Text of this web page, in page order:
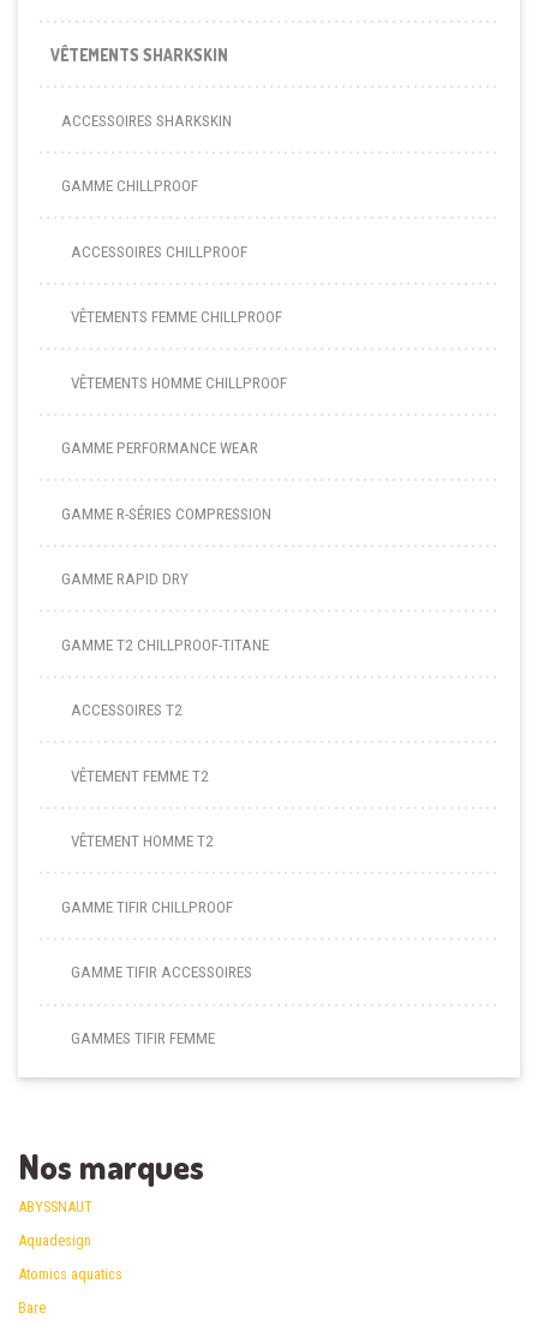
VÊTEMENTS SHARKSKIN
ACCESSOIRES SHARKSKIN
GAMME CHILLPROOF
ACCESSOIRES CHILLPROOF
VÊTEMENTS FEMME CHILLPROOF
VÊTEMENTS HOMME CHILLPROOF
GAMME PERFORMANCE WEAR
GAMME R-SÉRIES COMPRESSION
GAMME RAPID DRY
GAMME T2 CHILLPROOF-TITANE
ACCESSOIRES T2
VÊTEMENT FEMME T2
VÊTEMENT HOMME T2
GAMME TIFIR CHILLPROOF
GAMME TIFIR ACCESSOIRES
GAMMES TIFIR FEMME
Nos marques
ABYSSNAUT
Aquadesign
Atomics aquatics
Bare